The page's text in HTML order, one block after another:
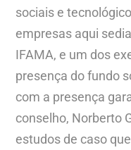
sociais e
empresas aqui
IFAMA, e um dos
presença do fundo
com a presença
conselho, Norberto
estudos de caso